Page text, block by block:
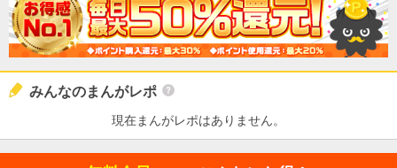
みんなのまんがレポ
現在まんがレポはありません。